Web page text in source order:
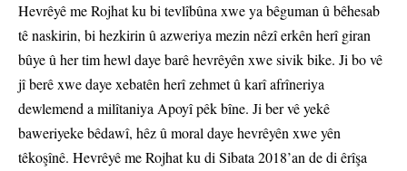
Hevrêyê me Rojhat ku bi tevlîbûna xwe ya bêguman û bêhesab
tê naskirin, bi hezkirin û azweriya mezin nêzî erkên herî giran
bûye û her tim hewl daye barê hevrêyên xwe sivik bike. Ji bo vê
jî berê xwe daye xebatên herî zehmet û karî afrîneriya
dewlemend a milîtaniya Apoyî pêk bîne. Ji ber vê yekê
baweriyeke bêdawî, hêz û moral daye hevrêyên xwe yên
têkoşînê. Hevrêyê me Rojhat ku di Sibata 2018’an de di êrîşa